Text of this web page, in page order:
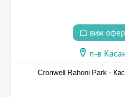
виж
п-в
Cronwell Rahoni Park -